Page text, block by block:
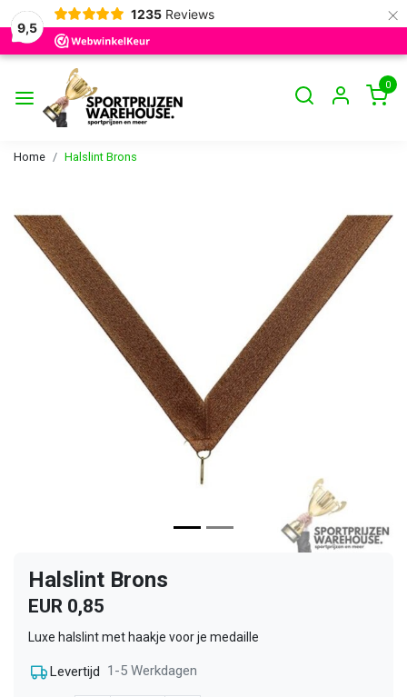
9,5
1235 Reviews ×
0
Home Halslint Brons
Halslint Brons
EUR 0,85
Luxe halslint met haakje voor je medaille
Levertijd 1-5 Werkdagen